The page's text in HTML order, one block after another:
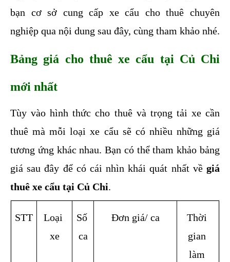
bạn cơ sở cung cấp xe cẩu cho thuê chuyên
nghiệp qua nội dung sau đây, cùng tham khảo nhé.
Bảng giá cho thuê xe cẩu tại Củ Chi
mới nhất
Tùy vào hình thức cho thuê và trọng tải xe cần
thuê mà mỗi loại xe cẩu sẽ có nhiều những giá
tương ứng khác nhau. Bạn có thể tham khảo bảng
giá sau đây để có cái nhìn khái quát nhất về giá
thuê xe cẩu tại Củ Chi.
STT
Loại
xe
Số
ca
Đơn giá/ ca
Thời
gian
làm